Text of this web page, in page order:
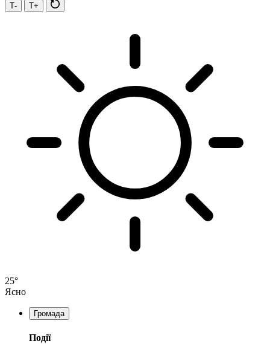
Т-
Т+
25°
Ясно
Громада
Події